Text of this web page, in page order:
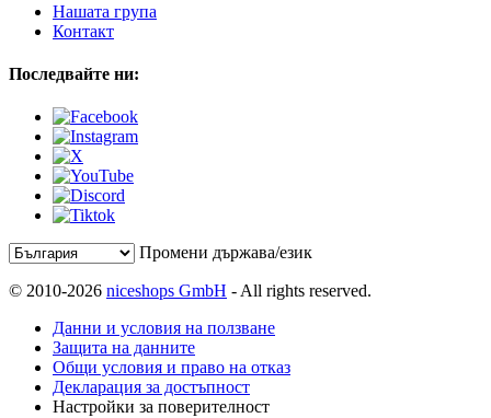
Нашата група
Контакт
Последвайте ни:
Промени държава/език
© 2010-2026 niceshops GmbH - All rights reserved.
Данни и условия на ползване
Защита на данните
Общи условия и право на отказ
Декларация за достъпност
Настройки за поверителност